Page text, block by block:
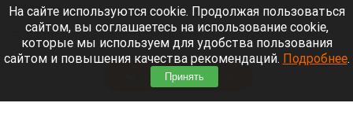
7 августа 2026 в 22:55
В Барнауле объявили тендер на строительство
капитального моста через реку Пивоварку.
Читать полностью
На сайте используются cookie. Продолжая пользоваться
сайтом, вы соглашаетесь на использование cookie,
которые мы используем для удобства пользования
сайтом и повышения качества рекомендаций. Подробнее.
Принять